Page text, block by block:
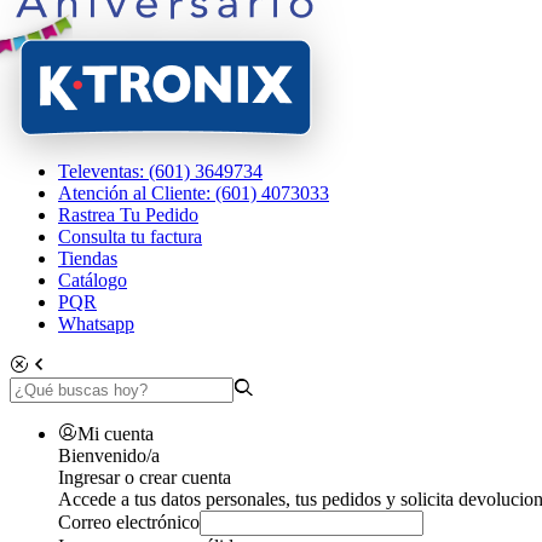
Televentas: (601) 3649734
Atención al Cliente: (601) 4073033
Rastrea Tu Pedido
Consulta tu factura
Tiendas
Catálogo
PQR
Whatsapp
Mi cuenta
Bienvenido/a
Ingresar o crear cuenta
Accede a tus datos personales, tus pedidos y solicita
Correo electrónico